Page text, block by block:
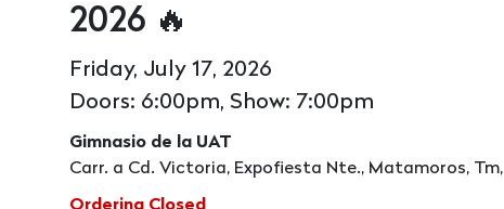
2026 🔥
Friday, July 17, 2026
Doors: 6:00pm, Show: 7:00pm
Gimnasio de la UAT
Carr. a Cd. Victoria, Expofiesta Nte., Matamoros, Tm,